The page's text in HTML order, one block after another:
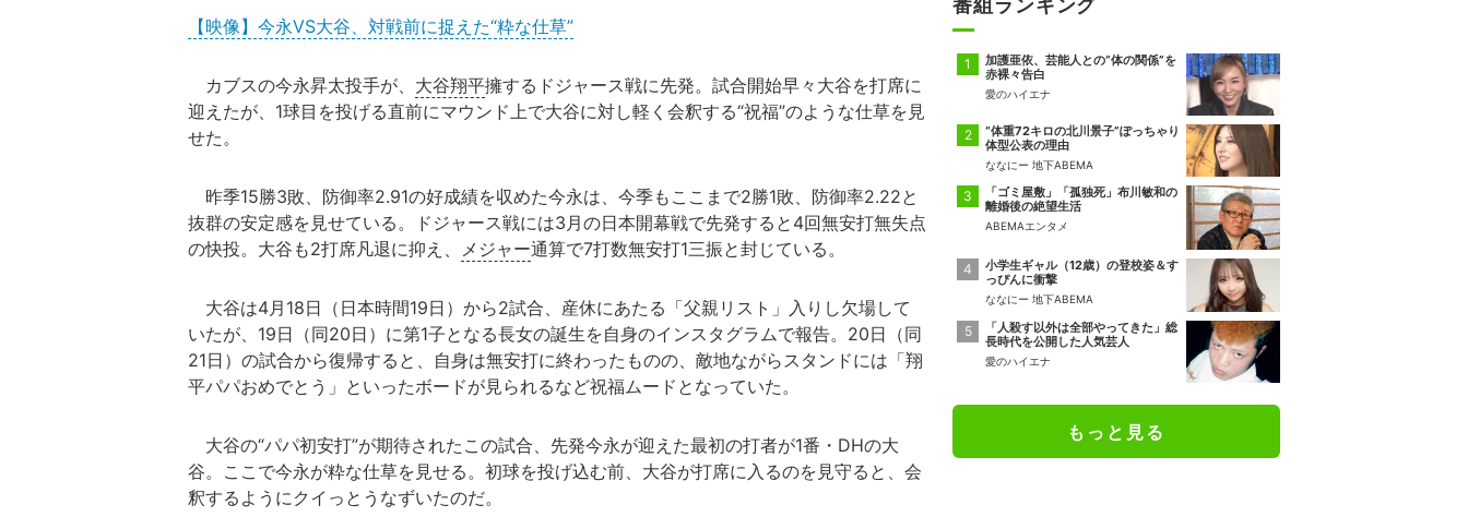
【映像】今永VS大谷、対戦前に捉えた“粋な仕草”
カブスの今永昇太投手が、 大谷翔平擁するドジャース戦に先発。試合開始早々大谷を打席に
迎えたが、1球目を投げる直前にマウンド上で大谷に対し軽く会釈する“祝福”のような仕草を見
せた。
昨季15勝3敗、防御率2.91の好成績を収めた今永は、今季もここまで2勝1敗、防御率2.22と
抜群の安定感を見せている。ドジャース戦には3月の日本開幕戦で先発すると4回無安打無失点
の快投。大谷も2打席凡退に抑え、 メジャー通算で7打数無安打1三振と封じている。
大谷は4月18日（日本時間19日）から2試合、産休にあたる「父親リスト」入りし欠場して
いたが、19日（同20日）に第1子となる長女の誕生を自身のインスタグラムで報告。20日（同
21日）の試合から復帰すると、自身は無安打に終わったものの、敵地ながらスタンドには「翔
平パパおめでとう」といったボードが見られるなど祝福ムードとなっていた。
大谷の“パパ初安打”が期待されたこの試合、先発今永が迎えた最初の打者が1番・DHの大
谷。ここで今永が粋な仕草を見せる。初球を投げ込む前、大谷が打席に入るのを見守ると、会
釈するようにクイっとうなずいたのだ。
番組ランキング
加護亜依、芸能人との“体の関係”を
赤裸々告白
愛のハイエナ
“体重72キロの北川景子”ぽっちゃり
体型公表の理由
ななにー 地下ABEMA
「ゴミ屋敷」「孤独死」布川敏和の
離婚後の絶望生活
ABEMAエンタメ
小学生ギャル（12歳）の登校姿＆す
っぴんに衝撃
ななにー 地下ABEMA
「人殺す以外は全部やってきた」総
長時代を公開した人気芸人
愛のハイエナ
もっと見る